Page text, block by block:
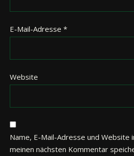
E-Mail-Adresse *
Website
Name, E-Mail-Adresse und
meinen nächsten Kommentar